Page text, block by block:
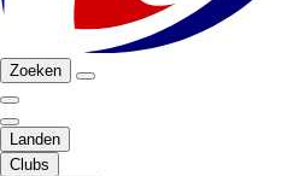
Zoeken
Landen
Clubs